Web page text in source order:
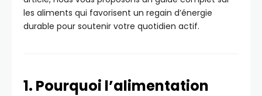
les aliments qui favorisent un regain d’énergie
durable pour soutenir votre quotidien actif.
1. Pourquoi l’alimentation